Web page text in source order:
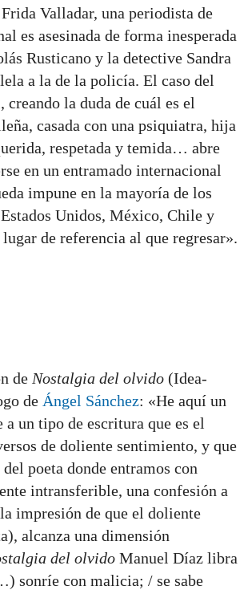
Valladar, una periodista de
es asesinada de forma inesperada
Rusticano y la detective Sandra
a la de la policía. El caso del
la duda de cuál es el
casada con una psiquiatra, hija
respetada y temida… abre
en un entramado internacional
impune en la mayoría de los
Unidos, México, Chile y
de referencia al que regresar».
de Nostalgia del olvido (Idea-
de Ángel Sánchez: «He aquí un
un tipo de escritura que es el
de doliente sentimiento, y que
poeta donde entramos con
intransferible, una confesión a
impresión de que el doliente
alcanza una dimensión
del olvido Manuel Díaz libra
sonríe con malicia; / se sabe